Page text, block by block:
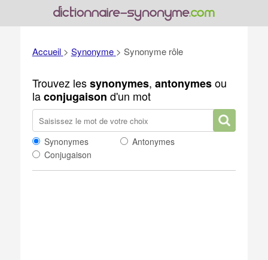
Accueil > Synonyme > Synonyme rôle
Trouvez lessynonymes, antonymesou
laconjugaison d'un mot
Synonymes
Antonymes
Conjugaison